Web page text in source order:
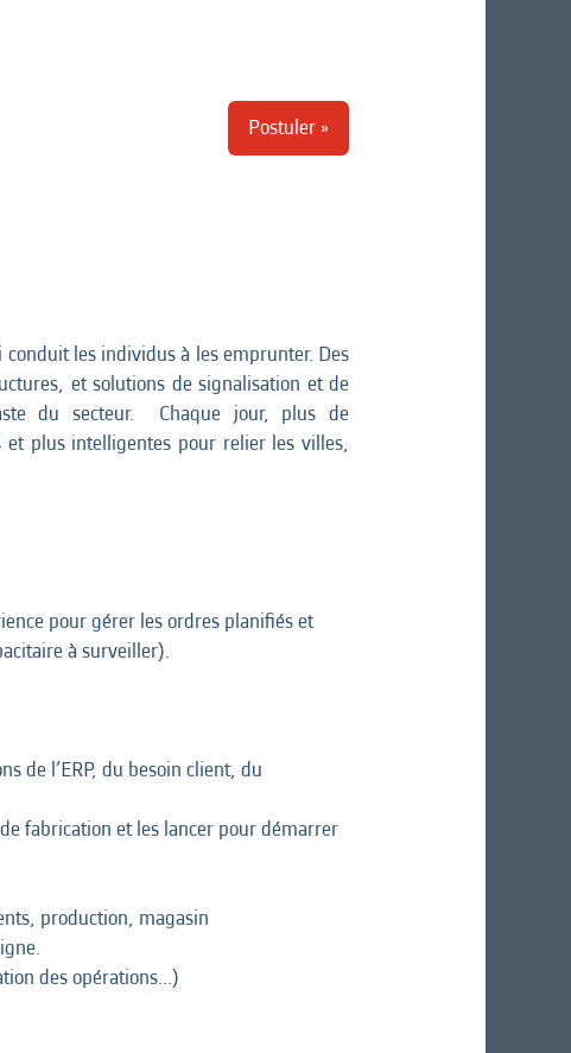
Postuler »
les individus à les emprunter. Des
et solutions de signalisation et de
du secteur. Chaque jour, plus de
plus intelligentes pour relier les villes,
pour gérer les ordres planifiés et
à surveiller).
de l’ERP, du besoin client, du
fabrication et les lancer pour démarrer
production, magasin
des opérations...)